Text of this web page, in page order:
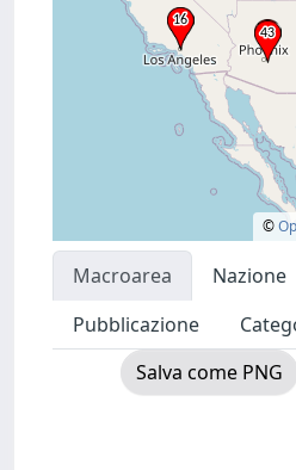
©
Macroarea Nazione
Pubblicazione
Salva come PNG